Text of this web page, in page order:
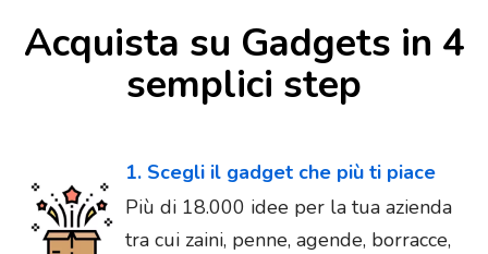
Acquista su Gadgets in 4
semplici step
1. Scegli il gadget che più ti piace
Più di 18.000 idee per la tua azienda
tra cui zaini, penne, agende, borracce,